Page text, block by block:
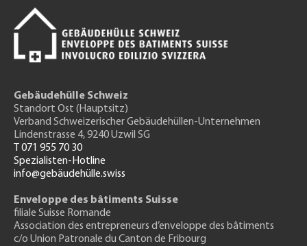
Gebäudehülle Schweiz
Standort Ost (Hauptsitz)
Verband Schweizerischer Gebäudehüllen-Unternehmen
Lindenstrasse 4, 9240 Uzwil SG
T 071 955 70 30
Spezialisten-Hotline
info@gebäudehülle.swiss
Enveloppe des bâtiments Suisse
filiale Suisse Romande
Association des entrepreneurs d’enveloppe des bâtiments
c/o Union Patronale du Canton de Fribourg